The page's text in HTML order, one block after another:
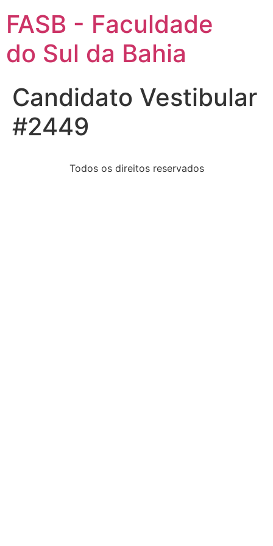
FASB - Faculdade
do Sul da Bahia
Candidato Vestibular
#2449
Todos os direitos reservados